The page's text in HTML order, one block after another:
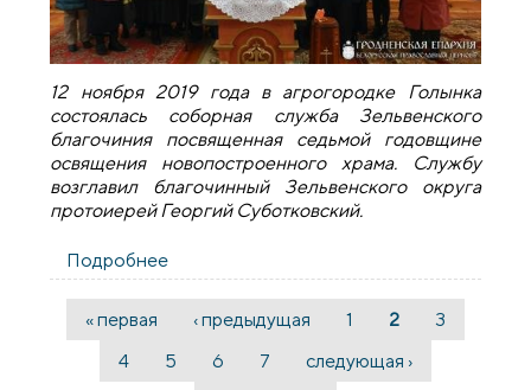
12 ноября 2019 года в агрогородке Голынка
состоялась соборная служба Зельвенского
благочиния посвященная седьмой годовщине
освящения новопостроенного храма. Службу
возглавил благочинный Зельвенского округа
протоиерей Георгий Суботковский.
Подробнее
агрогородке Голынка
Страницы
« первая ‹ предыдущая 1 2
3
4
5 6 7
следующая ›